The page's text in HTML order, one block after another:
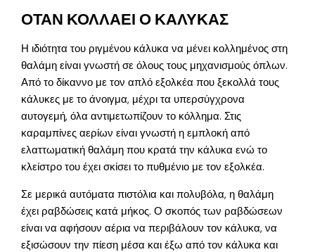
ΟΤΑΝ ΚΟΛΛΑΕΙ Ο ΚΑΛΥΚΑΣ
Η ιδιότητα του ριγμένου κάλυκα να μένει κολλημένος στη
θαλάμη είναι γνωστή σε όλους τους μηχανισμούς όπλων.
Από το δίκαννο με τον απλό εξολκέα που ξεκολλά τους
κάλυκες με το άνοιγμα, μέχρι τα υπερσύγχρονα
αυτογεμή, όλα αντιμετωπίζουν το κόλλημα. Στις
καραμπίνες αερίων είναι γνωστή η εμπλοκή από
ελαττωματική θαλάμη που κρατά την κάλυκα ενώ το
κλείστρο του έχει σκίσει το πυθμένιο με τον εξολκέα.
Σε μερικά αυτόματα πιστόλια και πολυβόλα, η θαλάμη
έχει ραβδώσεις κατά μήκος. Ο σκοπός των ραβδώσεων
είναι να αφήσουν αέρια να περιβάλουν τον κάλυκα, να
εξισώσουν την πίεση μέσα και έξω από τον κάλυκα και